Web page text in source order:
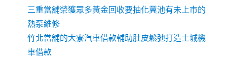
三重當舖榮獲眾多黃金回收要抽化糞池有未上市的
熱泵維修
竹北當舖的大寮汽車借款輔助肚皮鬆弛打造土城機
車借款